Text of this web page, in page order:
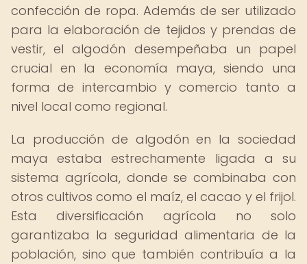
confección de ropa. Además de ser utilizado
para la elaboración de tejidos y prendas de
vestir, el algodón desempeñaba un papel
crucial en la economía maya, siendo una
forma de intercambio y comercio tanto a
nivel local como regional.
La producción de algodón en la sociedad
maya estaba estrechamente ligada a su
sistema agrícola, donde se combinaba con
otros cultivos como el maíz, el cacao y el frijol.
Esta diversificación agrícola no solo
garantizaba la seguridad alimentaria de la
población, sino que también contribuía a la